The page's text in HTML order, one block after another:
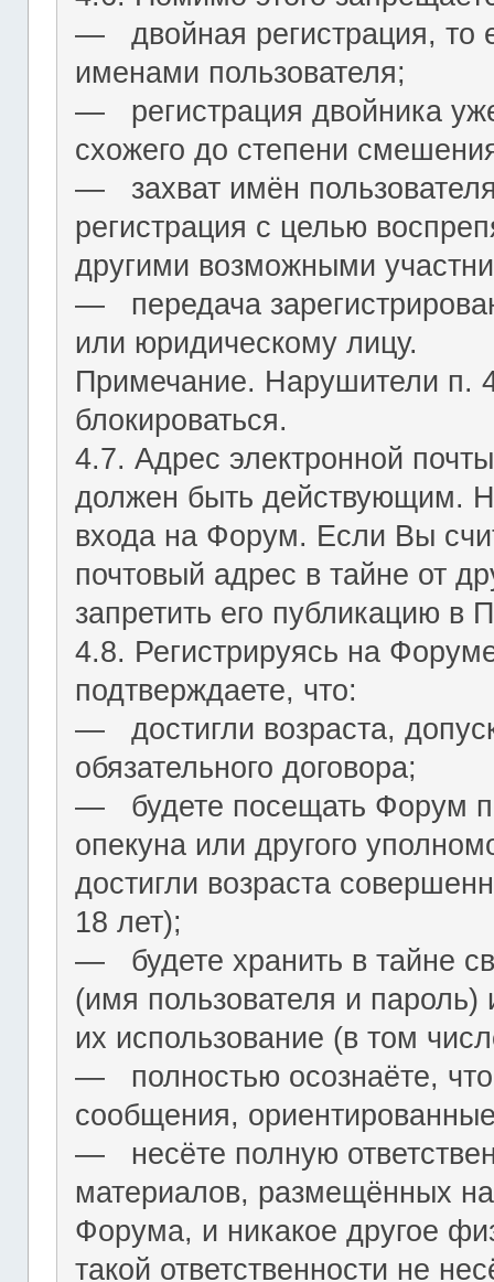
― двойная регистрация, то
именами пользователя;
― регистрация двойника
схожего до степени
― захват имён пользователя
регистрация с целью
другими возможными
― передача
или юридическому лицу.
Примечание. Нарушители п.
блокироваться.
4.7. Адрес электронной
должен быть действующим.
входа на Форум. Если Вы
почтовый адрес в тайне от
запретить его публикацию в
4.8. Регистрируясь на
подтверждаете, что:
― достигли возраста,
обязательного договора;
― будете посещать Форум
опекуна или другого
достигли возраста
18 лет);
― будете хранить в тайне
(имя пользователя и пароль)
их использование (в том
― полностью осознаёте,
сообщения,
― несёте полную
материалов, размещённых
Форума, и никакое другое
такой ответственности не